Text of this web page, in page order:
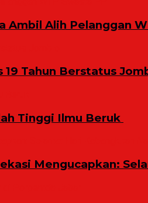
Alih Pelanggan
Tahun Berstatus
Tinggi Ilmu Beruk
Mengucapkan: